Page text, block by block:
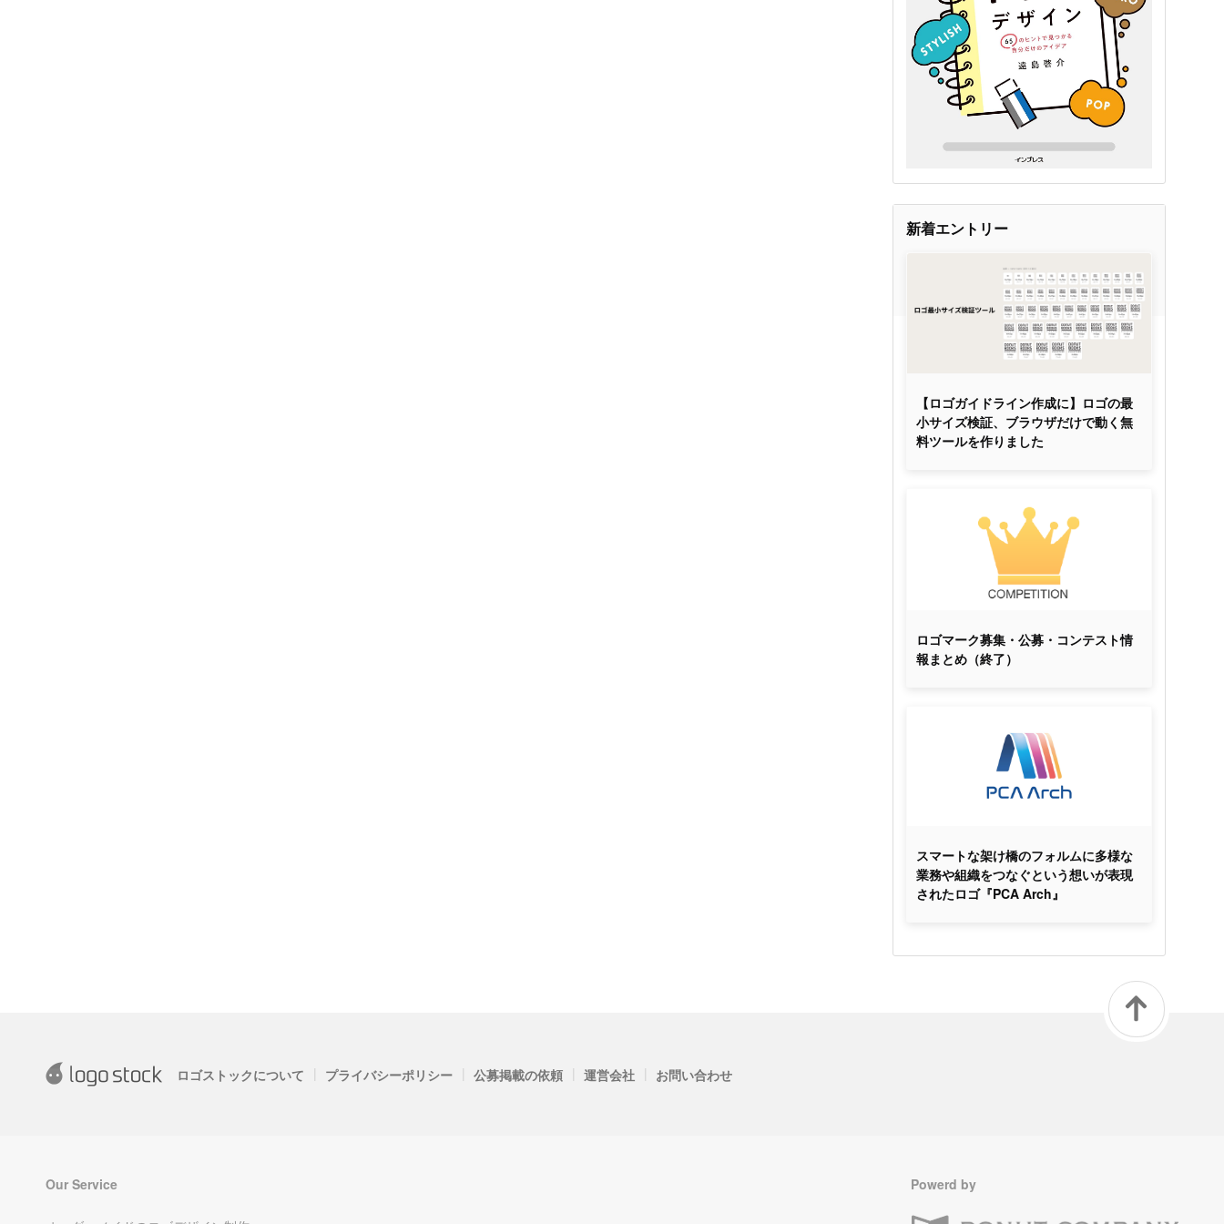
新着エントリー
【ロゴガイドライン作成に】ロゴの最
小サイズ検証、ブラウザだけで動く無
料ツールを作りました
ロゴマーク募集・公募・コンテスト情
報まとめ（終了）
スマートな架け橋のフォルムに多様な
業務や組織をつなぐという想いが表現
されたロゴ『PCA Arch』
ロゴストックについて | プライバシーポリシー | 公募掲載の依頼 | 運営会社 | お問い合わせ
Our Service Powerd by